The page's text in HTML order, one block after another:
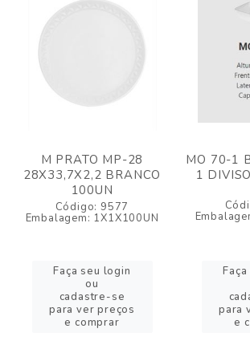
M PRATO MP-28
28X33,7X2,2 BRANCO
100UN
Código: 9577
Embalagem: 1X1X100UN
Faça seu login
ou
cadastre-se
para ver preços
e comprar
MO 70-1
1
para
e